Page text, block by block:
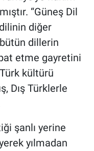
“Güneş Dil
diğer
dillerin
etme gayretini
kültürü
Dış Türklerle
şanlı yerine
yılmadan